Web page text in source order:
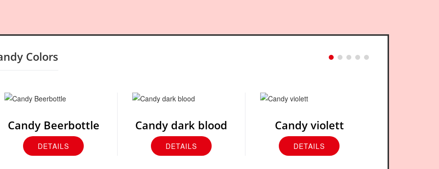
Colors
Candy Beerbottle
DETAILS
Candy dark blood
DETAILS
Candy violett
DETAILS